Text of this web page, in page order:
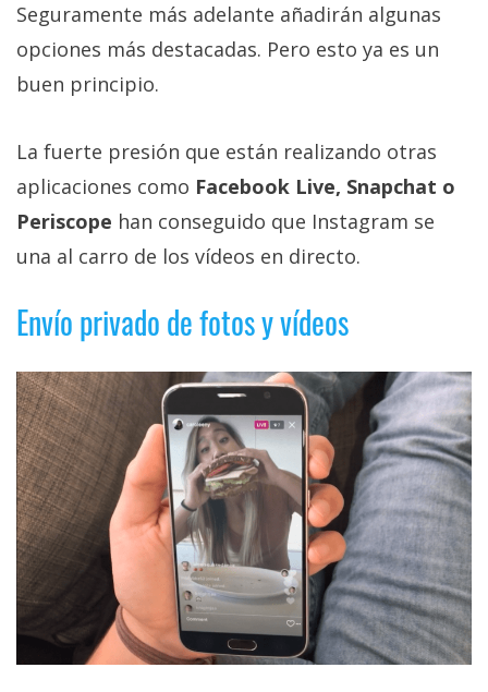
Seguramente más adelante añadirán algunas
opciones más destacadas. Pero esto ya es un
buen principio.
La fuerte presión que están realizando otras
aplicaciones como Facebook Live, Snapchat o
Periscope han conseguido que Instagram se
una al carro de los vídeos en directo.
Envío privado de fotos y vídeos